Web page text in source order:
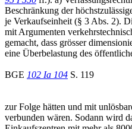
Beschränkung der
je Verkaufseinheit (§ 3 Abs. 2).
mit Argumenten
gemacht, dass grösser
eine Überbelastung des
BGE 102 Ia 104 S. 119
zur Folge hätten und mit
verbunden wären. Sodann wird